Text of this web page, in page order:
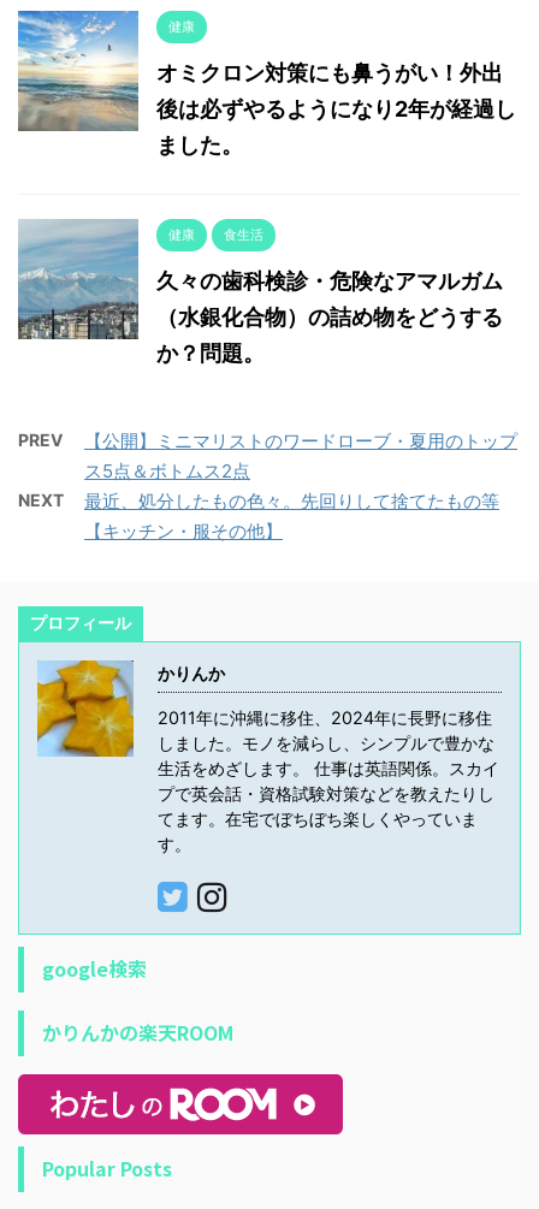
健康
オミクロン対策にも鼻うがい！外出
後は必ずやるようになり2年が経過し
ました。
健康 食生活
久々の歯科検診・危険なアマルガム
（水銀化合物）の詰め物をどうする
か？問題。
PREV
【公開】ミニマリストのワードローブ・夏用のトップ
ス5点＆ボトムス2点
NEXT
最近、処分したもの色々。先回りして捨てたもの等
【キッチン・服その他】
プロフィール
かりんか
2011年に沖縄に移住、2024年に長野に移住
しました。モノを減らし、シンプルで豊かな
生活をめざします。 仕事は英語関係。スカイ
プで英会話・資格試験対策などを教えたりし
てます。在宅でぼちぼち楽しくやっていま
す。
google検索
かりんかの楽天ROOM
Popular Posts